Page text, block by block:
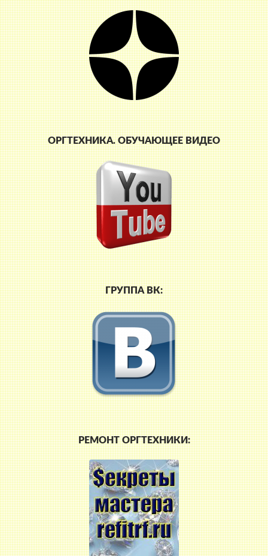
ОРГТЕХНИКА. ОБУЧАЮЩЕЕ ВИДЕО
ГРУППА ВК:
РЕМОНТ ОРГТЕХНИКИ: